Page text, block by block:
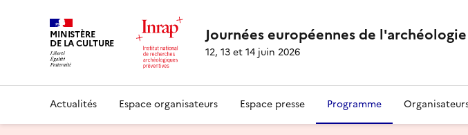
MINISTÈRE
DE LA CULTURE Journées européennes de l'archéologie
12, 13 et 14 juin 2026
Actualités Espace organisateurs Espace presse Programme